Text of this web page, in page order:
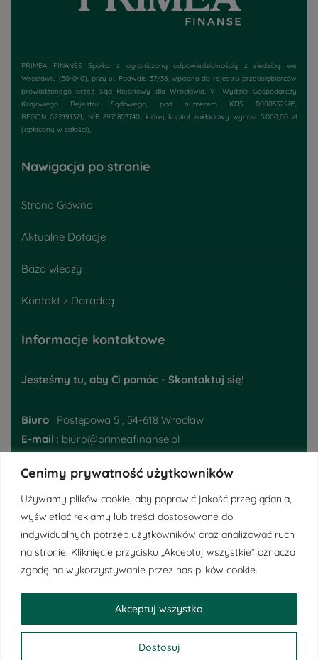
Cenimy prywatność użytkowników
Używamy plików cookie, aby poprawić jakość przeglądania,
wyświetlać reklamy lub treści dostosowane do
indywidualnych potrzeb użytkowników oraz analizować ruch
na stronie. Kliknięcie przycisku „Akceptuj wszystkie” oznacza
zgodę na wykorzystywanie przez nas plików cookie.
Dostosuj
Akceptuj wszystko
PRIMEA FINANSE Spółka z ograniczoną odpowiedzialnością z siedzibą we
Wrocławiu (50-040), przyul. Podwale 37/38, wpisana do rejestru przedsiębiorców
prowadzonego przez Sąd Rejonowy dla Wrocławia, VI Wydział Gospodarczy
Krajowego Rejestru Sądowego, pod numerem KRS 0000532985,
REGON 022191371, NIP 8971803740, której kapitał zakładowy wynosi 5.000,00 zł
(opłacony w całości),
Nawigacja po stronie
Strona Główna
Aktualne Dotacje
Baza wiedzy
Kontakt z Doradcą
Informacje kontaktowe
Jesteśmy tu, aby Ci pomóc - Skontaktuj się!
Biuro : Postępowa 5 , 54-618 Wrocław
E-mail : biuro@primeafinanse.pl
Ważne linki
Regulamin
Polityka Prywatności